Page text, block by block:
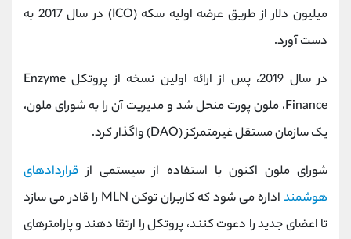
میلیون دلار از طریق عرضه اولیه سکه (ICO) در سال 2017 به
دست آورد.
در سال 2019، پس از ارائه اولین نسخه از پروتکل Enzyme
Finance، ملون پورت منحل شد و مدیریت آن را به شورای ملون،
یک سازمان مستقل غیرمتمرکز (DAO) واگذار کرد.
شورای ملون اکنون با استفاده از سیستمی از قراردادهای
هوشمند
اداره می شود که کاربران توکن MLN را قادر می سازد
تا اعضای جدید را دعوت کنند، پروتکل را ارتقا دهند و پارامترهای